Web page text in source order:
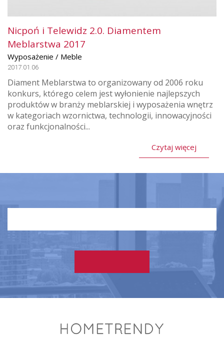
Nicpoń i Telewidz 2.0. Diamentem
Meblarstwa 2017
Wyposażenie / Meble
2017.01.06
Diament Meblarstwa to organizowany od 2006 roku
konkurs, którego celem jest wyłonienie najlepszych
produktów w branży meblarskiej i wyposażenia wnętrz
w kategoriach wzornictwa, technologii, innowacyjności
oraz funkcjonalności...
Czytaj więcej